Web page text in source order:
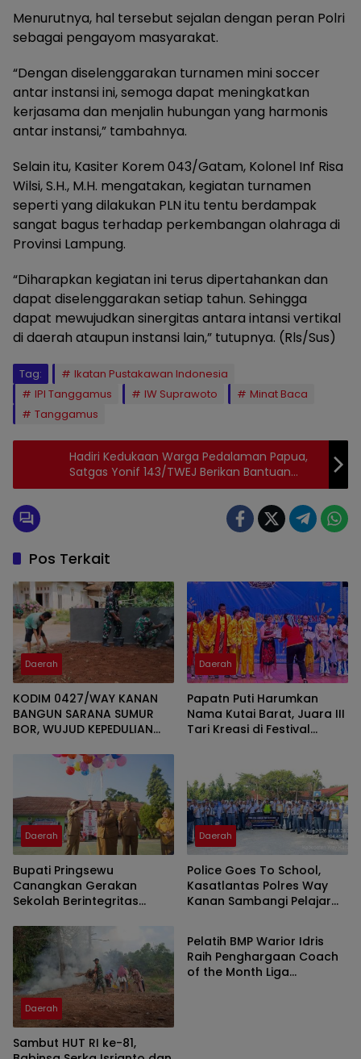
Menurutnya, hal tersebut sejalan dengan peran Polri
sebagai pengayom masyarakat.
“Dengan diselenggarakan turnamen mini soccer
antar instansi ini, semoga dapat meningkatkan
kerjasama dan menjalin hubungan yang harmonis
antar instansi,” tambahnya.
Selain itu, Kasiter Korem 043/Gatam, Kolonel Inf Risa
Wilsi, S.H., M.H. mengatakan, kegiatan turnamen
seperti yang dilakukan PLN itu tentu berdampak
sangat bagus terhadap perkembangan olahraga di
Provinsi Lampung.
“Diharapkan kegiatan ini terus dipertahankan dan
dapat diselenggarakan setiap tahun. Sehingga
dapat mewujudkan sinergitas antara intansi vertikal
di daerah ataupun instansi lain,” tutupnya. (Rls/Sus)
Tag:
Ikatan Pustakawan Indonesia
IPI Tanggamus
IW Suprawoto
Minat Baca
Tanggamus
Hadiri Kedukaan Warga Pedalaman Papua,
Satgas Yonif 143/TWEJ Berikan Bantuan
Sembako
Pos Terkait
Daerah
KODIM 0427/WAY KANAN
BANGUN SARANA SUMUR
BOR, WUJUD KEPEDULIAN
Daerah
Papatn Puti Harumkan
Nama Kutai Barat, Juara III
Tari Kreasi di Festival
Daerah
Bupati Pringsewu
Canangkan Gerakan
Sekolah Berintegritas
Daerah
Police Goes To School,
Kasatlantas Polres Way
Kanan Sambangi Pelajar
Daerah
Sambut HUT RI ke-81,
Daerah
Pelatih BMP Warior Idris
Raih Penghargaan Coach
of the Month Liga